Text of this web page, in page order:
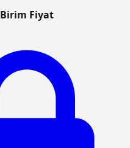
Birim Fiyat